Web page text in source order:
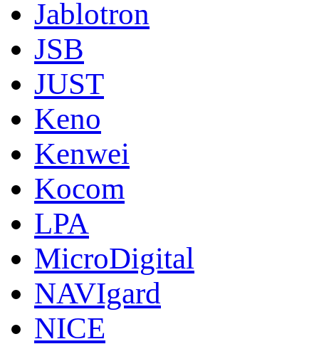
Jablotron
JSB
JUST
Keno
Kenwei
Kocom
LPA
MicroDigital
NAVIgard
NICE